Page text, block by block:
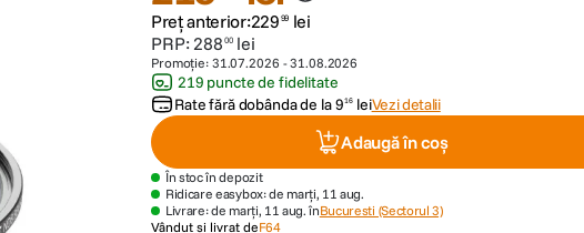
Preț anterior:229 99 lei
PRP:288 00 lei
Promoție: 31.07.2026 -31.08.2026
219 puncte de fidelitate
Rate fără dobânda de la916 leiVezi detalii
Adaugă în coș
În stoc în depozit
Ridicare easybox: de marți, 11 aug.
Livrare: de marți, 11 aug. înBucuresti (Sectorul 3)
Vândut și livrat deF64